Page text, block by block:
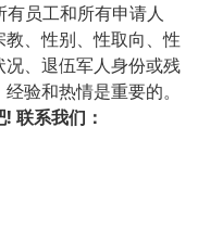
有员工和所有申请人
、性别、性取向、性
、退伍军人身份或残
验和热情是重要的。
联系我们：